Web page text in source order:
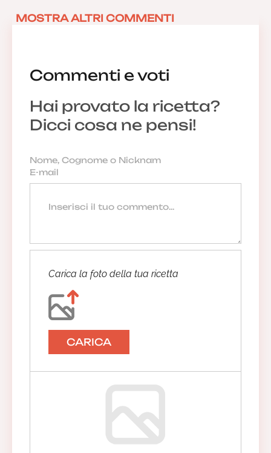
Commenti e voti
Hai provato la ricetta?
Dicci cosa ne pensi!
Carica la foto della tua ricetta
CARICA
Anonimo
07/01/2023 07:11:02
Anonimo
19/11/2022 11:29:27
Anonimo
11/09/2022 08:15:20
MOSTRA ALTRI COMMENTI